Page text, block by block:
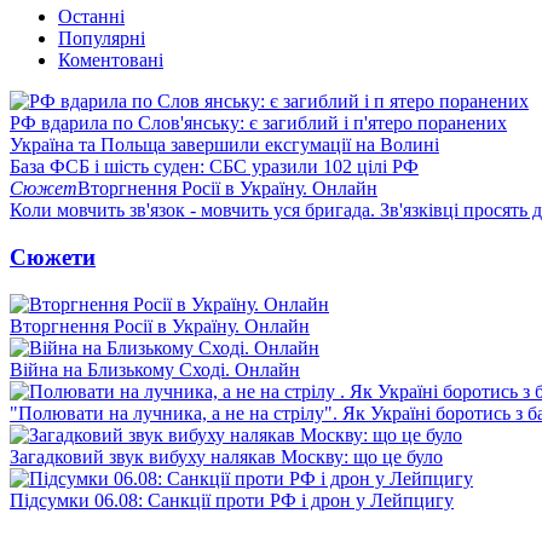
Останні
Популярні
Коментовані
РФ вдарила по Слов'янську: є загиблий і п'ятеро поранених
Україна та Польща завершили ексгумації на Волині
База ФСБ і шість суден: СБС уразили 102 цілі РФ
СюжетВторгнення Росії в Україну. Онлайн
Коли мовчить зв'язок - мовчить уся бригада. Зв'язківці просять
Сюжети
Вторгнення Росії в Україну. Онлайн
Війна на Близькому Сході. Онлайн
"Полювати на лучника, а не на стрілу". Як Україні боротись з
Загадковий звук вибуху налякав Москву: що це було
Підсумки 06.08: Санкції проти РФ і дрон у Лейпцигу